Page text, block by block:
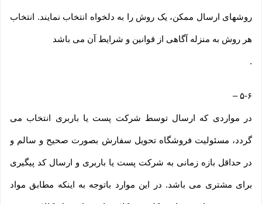
روشهای ارسال ممکن، یک روش را به دلخواه انتخاب نمایند. انتخاب
هر روش به منزله آگاهی از قوانین و شرایط آن می باشد
.
۵-۶–
در مواردی که ارسال توسط شرکت پست یا باربری انتخاب می
گردد، مسئولیت فروشگاه تحویل سفارش بصورت صحیح و سالم و
در حداقل بازه زمانی به شرکت پست یا باربری و ارسال کد پیگیری
برای مشتری می باشد. در این موارد باتوجه به اینکه مطابق مواد